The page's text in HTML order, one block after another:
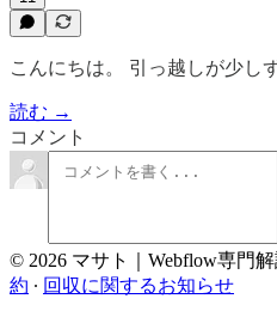
こんにちは。 引っ越しが少し
読む →
コメント
© 2026 マサト｜Webflow専門
約 ∙ 回収に関するお知らせ